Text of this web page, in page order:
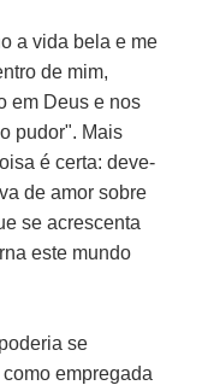
a vida bela e me
de mim,
em Deus e nos
pudor". Mais
é certa: deve-
de amor sobre
se acrescenta
este mundo
poderia se
empregada